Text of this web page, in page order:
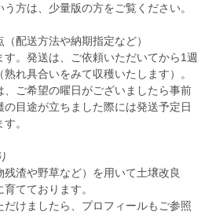
方は、少量版の方をご覧ください。
配送方法や納期指定など）
。発送は、ご依頼いただいてから1週
れ具合いをみて収穫いたします）。
、ご希望の曜日がございましたら事前
目途が立ちました際には発送予定日
。
渣や野草など）を用いて土壌改良
てております。
だけましたら、プロフィールもご参照